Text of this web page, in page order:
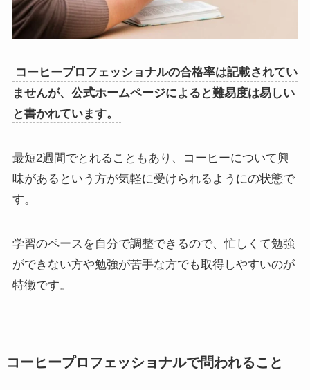
コーヒープロフェッショナルの合格率は記載されてい
ませんが、公式ホームページによると難易度は易しい
と書かれています。
最短2週間でとれることもあり、コーヒーについて興
味があるという方が気軽に受けられるようにの状態で
す。
学習のペースを自分で調整できるので、忙しくて勉強
ができない方や勉強が苦手な方でも取得しやすいのが
特徴です。
コーヒープロフェッショナルで問われること